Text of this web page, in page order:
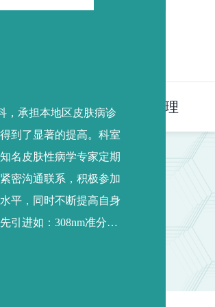
专题专栏 人事管理
，承担本地区皮肤病诊
到了显著的提高。科室
名皮肤性病学专家定期
密沟通联系，积极参加
平，同时不断提高自身
引进如：308nm准分子
好的社会效益，得到了
可以满足本地患者…